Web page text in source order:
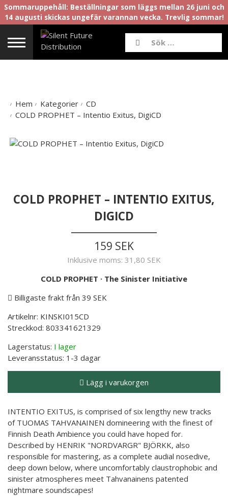
Sommaruppehåll: Beställningar som läggs mellan 26 juni och
14 augusti skickas ungefär varannan vecka. Trevlig sommar!
Hem Kategorier
CD
COLD PROPHET – Intentio Exitus, DigiCD
COLD PROPHET – INTENTIO EXITUS,
DIGICD
159 SEK
Inklusive moms: 31,80 SEK
COLD PROPHET · The Sinister Initiative
Billigaste frakt från 39 SEK
Artikelnr: KINSKI015CD
Streckkod: 803341621329
Lagerstatus: I lager
Leveransstatus: 1-3 dagar
Lägg i varukorgen
INTENTIO EXITUS, is comprised of six lengthy new tracks
of TUOMAS TAHVANAINEN domineering with the finest of
Finnish Death Ambience you could have hoped for.
Described by HENRIK "NORDVARGR" BJÖRKK, also
responsible for mastering, as a complete audial nosedive,
deep down below, where uncomfortably claustrophobic and
sinister atmospheres meet Tahvanainens patented
nightmare soundscapes!